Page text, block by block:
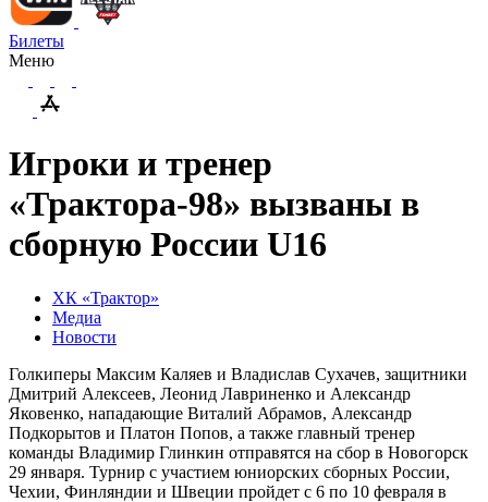
Билеты
Меню
Игроки и тренер
«Трактора-98» вызваны в
сборную России U16
ХК «Трактор»
Медиа
Новости
Голкиперы Максим Каляев и Владислав Сухачев, защитники
Дмитрий Алексеев, Леонид Лавриненко и Александр
Яковенко, нападающие Виталий Абрамов, Александр
Подкорытов и Платон Попов, а также главный тренер
команды Владимир Глинкин отправятся на сбор в Новогорск
29 января. Турнир с участием юниорских сборных России,
Чехии, Финляндии и Швеции пройдет с 6 по 10 февраля в